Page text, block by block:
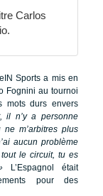
Carlos
Sports a mis en
Fognini au tournoi
mots durs envers
il n’y a personne
m’arbitres plus
aucun problème
le circuit, tu es
L’Espagnol était
pour des